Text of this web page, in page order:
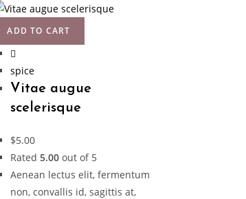
ADD TO CART
spice
Vitae augue
scelerisque
$5.00
Rated5.00 out of 5
Aenean lectus elit, fermentum
non, convallis id, sagittis at,